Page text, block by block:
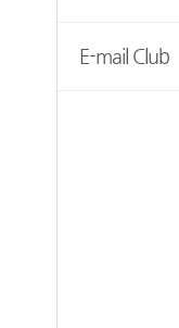
E-mail Club